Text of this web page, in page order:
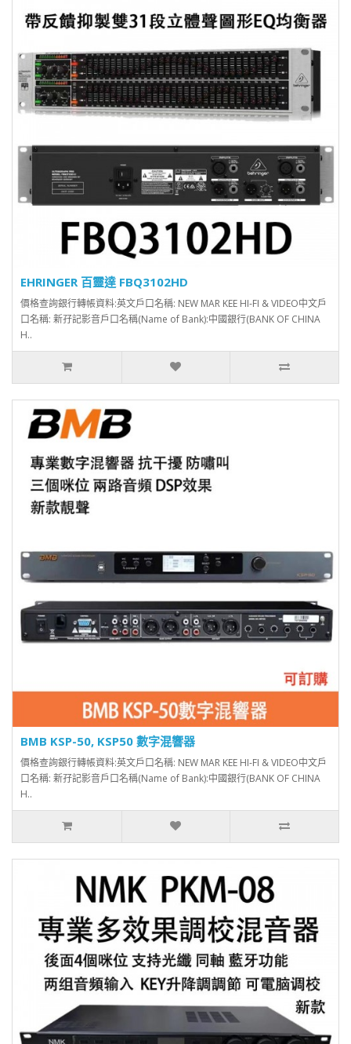
EHRINGER 百靈達 FBQ3102HD
價格查詢銀行轉帳資料:英文戶口名稱: NEW MAR KEE HI-FI & VIDEO中文戶
口名稱: 新孖記影音戶口名稱(Name of Bank):中國銀行(BANK OF CHINA
H..
BMB KSP-50, KSP50 數字混響器
價格查詢銀行轉帳資料:英文戶口名稱: NEW MAR KEE HI-FI & VIDEO中文戶
口名稱: 新孖記影音戶口名稱(Name of Bank):中國銀行(BANK OF CHINA
H..